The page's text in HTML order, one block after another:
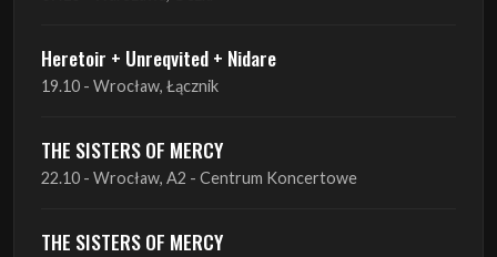
Heretoir + Unreqvited + Nidare
19.10 - Wrocław, Łącznik
THE SISTERS OF MERCY
22.10 - Wrocław, A2 - Centrum Koncertowe
THE SISTERS OF MERCY